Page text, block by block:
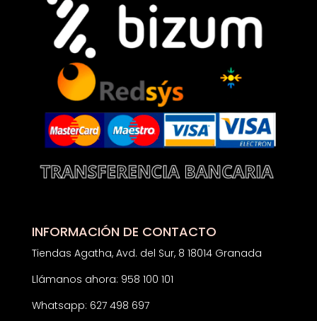
INFORMACIÓN DE CONTACTO
Tiendas Agatha, Avd. del Sur, 8 18014 Granada
Llámanos ahora: 958 100 101
Whatsapp: 627 498 697